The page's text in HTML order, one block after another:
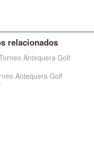
relacionados
Antequera Golf